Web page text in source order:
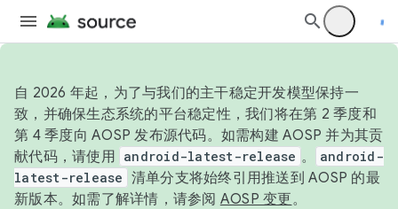
自 2026 年起，为了与我们的主干稳定开发模型保持一
致，并确保生态系统的平台稳定性，我们将在第 2 季度和
第 4 季度向 AOSP 发布源代码。如需构建 AOSP 并为其贡
献代码，请使用 android-latest-release 。
android-
latest-release 清单分支将始终引用推送到 AOSP 的最
新版本。如需了解详情，请参阅 AOSP 变更。